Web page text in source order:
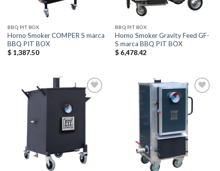
BBQ PIT BOX
Horno Smoker COMPER S marca
BBQ PIT BOX
$1,387.50
BBQ PIT BOX
Horno Smoker Gravity Feed GF-
S marca BBQ PIT BOX
$6,478.42
Añadir